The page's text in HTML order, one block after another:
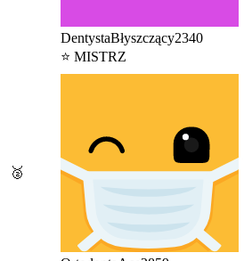
DentystaBłyszczący2340
⭐ MISTRZ
🥈